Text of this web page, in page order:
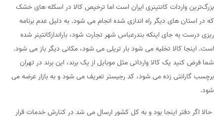
بزرگ‌ترین واردات کانتینری ایران است اما ترخیص کالا در اسکله های خشک
که در استان های دیگر راه اندازی شده انجام می شود. به دلیل عدم برنامه
ریزی درست به جای اینکه بندرعباس شهر تجارت شود، باراندازکانتینر شده
است. اینجا کالا تخلیه می شود بار تریلی می شود، مکانی دیگر باز می شود.
شما فرض کنید یک کالا وارداتی مثل موبایل از یک برند، این برند در تهران
برچسب گارانتی زده می شود، کد رجیستر تعریف می شود و به بازار عرضه می
شود.
حالا اگر دفتر اینجا بود و به کل کشور ارسال می شد در کنارش خدمات قرار